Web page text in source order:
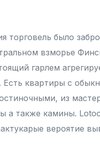
торговель было
взморье
гарлем
квартиры с
из
а также камины.
вероятие